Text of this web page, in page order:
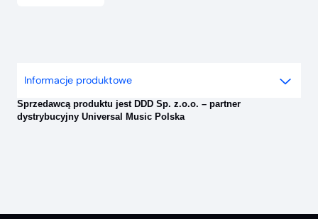
Informacje produktowe
Sprzedawcą produktu jest DDD Sp. z.o.o. – partner
dystrybucyjny Universal Music Polska